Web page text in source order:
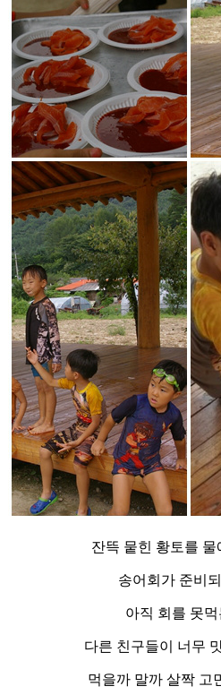
잔뜩 뭍힌 황토를 물
송어회가 준비
아직 회를 못
다른 친구들이 너무
먹을까 말까 살짝 고